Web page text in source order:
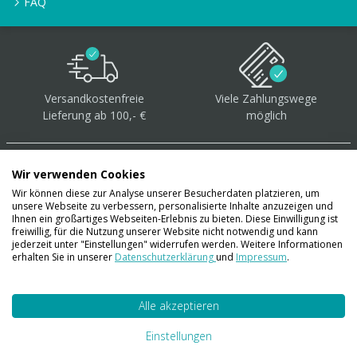
Versandkostenfreie
Lieferung ab 100,- €
Viele Zahlungswege
möglich
Über 40.000 Artikel auf
Lager
Wir verwenden Cookies
Wir können diese zur Analyse unserer Besucherdaten platzieren, um
unsere Webseite zu verbessern, personalisierte Inhalte anzuzeigen und
Ihnen ein großartiges Webseiten-Erlebnis zu bieten. Diese Einwilligung ist
freiwillig, für die Nutzung unserer Website nicht notwendig und kann
jederzeit unter "Einstellungen" widerrufen werden. Weitere Informationen
erhalten Sie in unserer Datenschutzerklärungund Impressum.
Alle akzeptieren
Einstellungen